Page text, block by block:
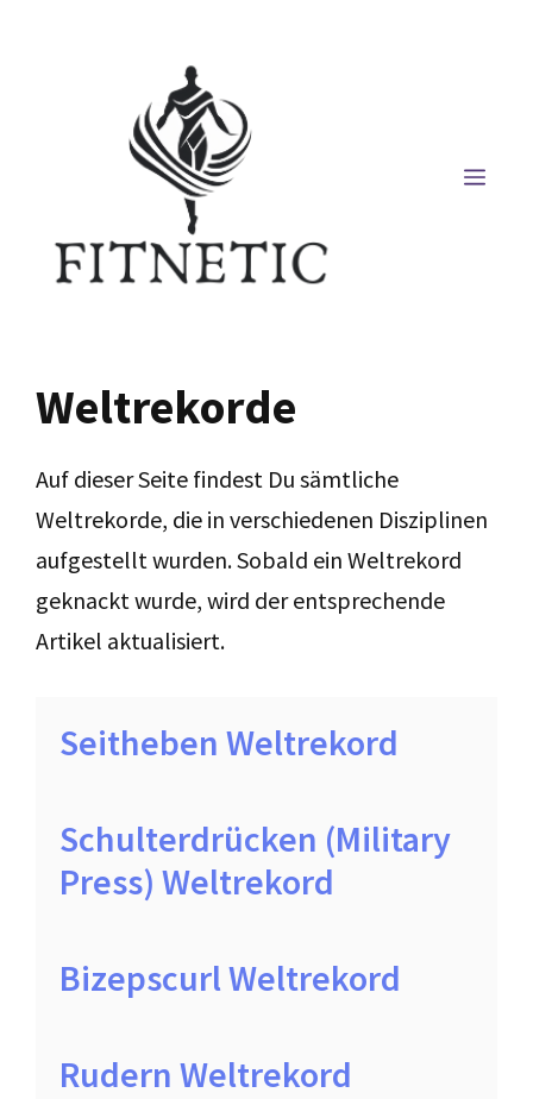
Weltrekorde
Auf dieser Seite findest Du sämtliche
Weltrekorde, die in verschiedenen Disziplinen
aufgestellt wurden. Sobald ein Weltrekord
geknackt wurde, wird der entsprechende
Artikel aktualisiert.
Seitheben Weltrekord
Schulterdrücken (Military
Press) Weltrekord
Bizepscurl Weltrekord
Rudern Weltrekord